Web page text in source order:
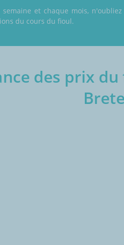
semaine et chaque mois,
du cours du fioul.
des prix